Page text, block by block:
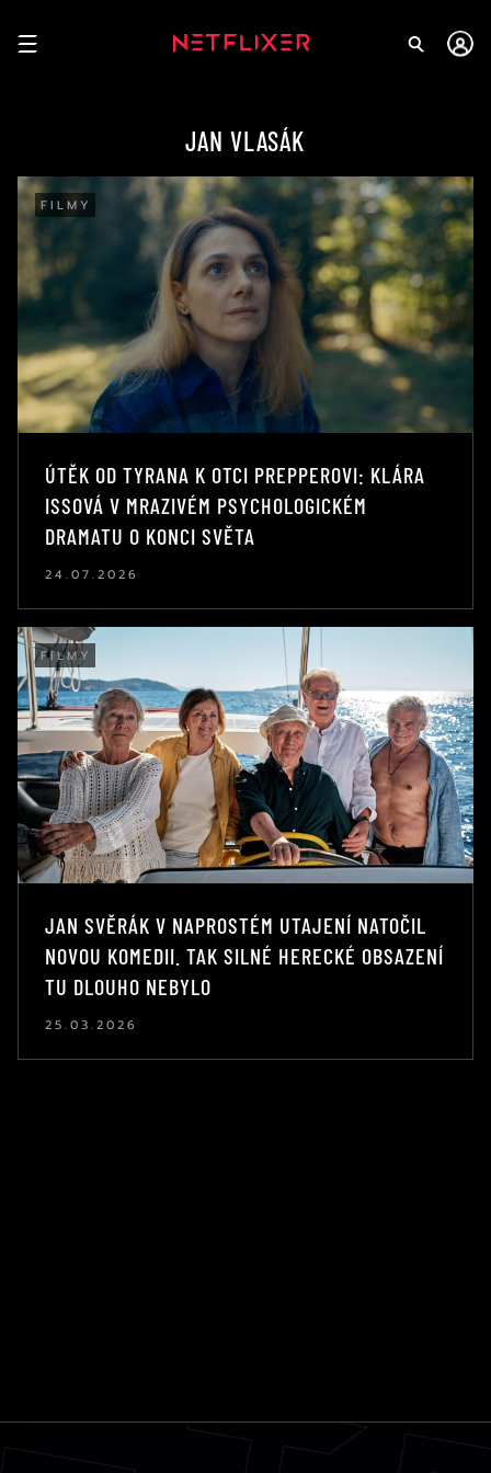
JAN VLASÁK
FILMY
ÚTĚK OD TYRANA K OTCI PREPPEROVI: KLÁRA
ISSOVÁ V MRAZIVÉM PSYCHOLOGICKÉM
DRAMATU O KONCI SVĚTA
24.07.2026
FILMY
JAN SVĚRÁK V NAPROSTÉM UTAJENÍ NATOČIL
NOVOU KOMEDII. TAK SILNÉ HERECKÉ OBSAZENÍ
TU DLOUHO NEBYLO
25.03.2026